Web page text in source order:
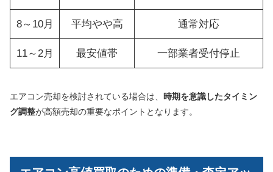
8～10月 平均やや高 通常対応
11～2月 最安値帯 一部業者受付停止
エアコン売却を検討されている場合は、 時期を意識したタイミン
グ調整が高額売却の重要なポイントとなります。